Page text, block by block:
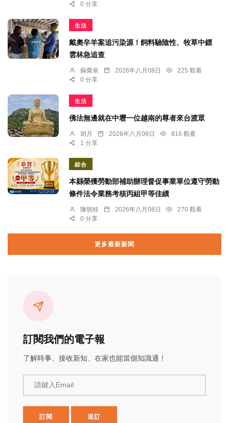
0 分享
生活
戴奧辛羊案追污染源！飼料驗陰性、牧草中鏢
雲林急追查
蘇榮泉 2026年八月08日
225 觀看
0 分享
生活
佛法無邊就在中壢一位越南的尊者來台渡眾
胡月 2026年八月08日
816 觀看
1 分享
綜合
本縣榮獲勞動部補助辦理督促事業單位遵守勞動
條件法令業務考核丙組甲等佳績
陳朝枝 2026年八月08日
270 觀看
0 分享
更多最新新聞
訂閱我們的電子報
了解時事、接收新知、在家也能當個知識通！
請鍵入Email
訂閱 退訂